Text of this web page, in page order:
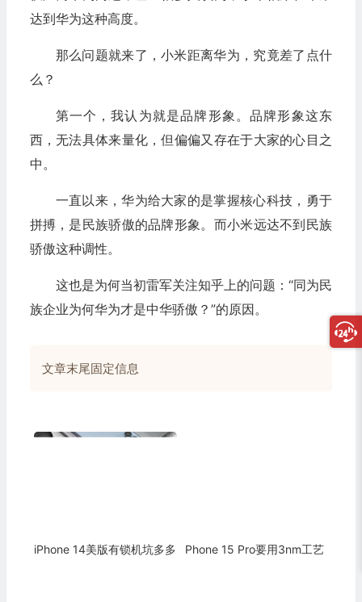
达到华为这种高度。
那么问题就来了，小米距离华为，究竟差了点什
么？
第一个，我认为就是品牌形象。品牌形象这东
西，无法具体来量化，但偏偏又存在于大家的心目之
中。
一直以来，华为给大家的是掌握核心科技，勇于
拼搏，是民族骄傲的品牌形象。而小米远达不到民族
骄傲这种调性。
这也是为何当初雷军关注知乎上的问题：“同为民
族企业为何华为才是中华骄傲？”的原因。
文章末尾固定信息
iPhone 14美版有锁机坑多多 Phone 15 Pro要用3nm工艺